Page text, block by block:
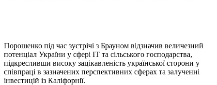
Порошенко під час зустрічі з Брауном відзначив величезний
потенціал України у сфері IT та сільського господарства,
підкресливши високу зацікавленість української сторони у
співпраці в зазначених перспективних сферах та залученні
інвестицій із Каліфорнії.